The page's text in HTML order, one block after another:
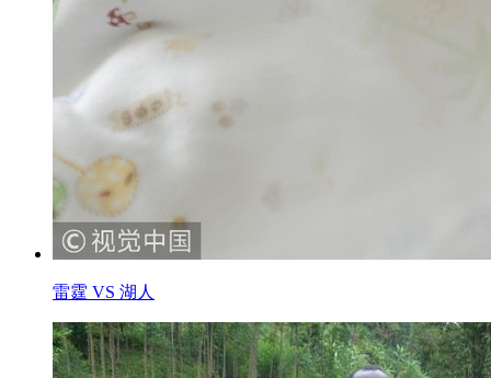
雷霆 VS 湖人